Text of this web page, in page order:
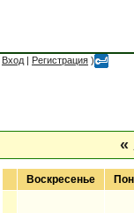
Вход | Регистрация )
«
Воскресенье